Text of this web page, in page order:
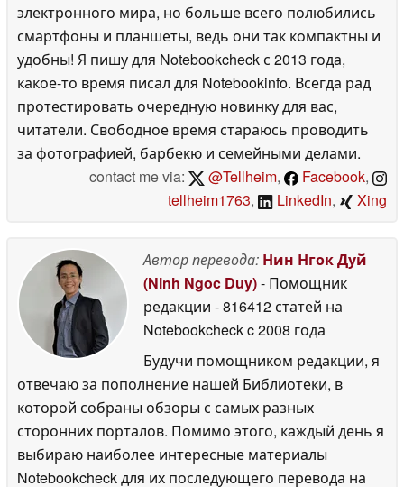
электронного мира, но больше всего полюбились
смартфоны и планшеты, ведь они так компактны и
удобны! Я пишу для Notebookcheck с 2013 года,
какое-то время писал для Notebookinfo. Всегда рад
протестировать очередную новинку для вас,
читатели. Свободное время стараюсь проводить
за фотографией, барбекю и семейными делами.
contact me via:
@Tellheim, Facebook,
tellheim1763, LinkedIn, Xing
Автор перевода: Нин Нгок Дуй
(Ninh Ngoc Duy)- Помощник
редакции - 816412 статей на
Notebookcheckc 2008 года
Будучи помощником редакции, я
отвечаю за пополнение нашей Библиотеки, в
которой собраны обзоры с самых разных
сторонних порталов. Помимо этого, каждый день я
выбираю наиболее интересные материалы
Notebookcheck для их последующего перевода на